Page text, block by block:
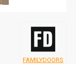
FAMILYDOORS